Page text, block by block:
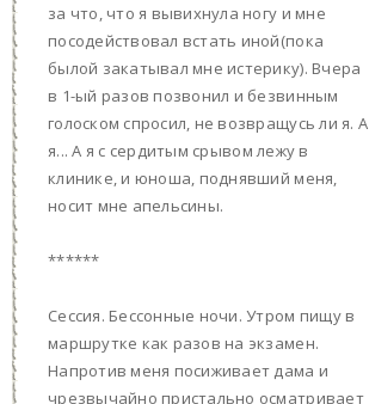
за что, что я вывихнула ногу и мне
посодействовал встать иной(пока
былой закатывал мне истерику). Вчера
в 1-ый разов позвонил и безвинным
голоском спросил, не возвращусь ли я. А
я... А я с сердитым срывом лежу в
клинике, и юноша, поднявший меня,
носит мне апельсины.
******
Сессия. Бессонные ночи. Утром пищу в
маршрутке как разов на экзамен.
Напротив меня посиживает дама и
чрезвычайно пристально осматривает